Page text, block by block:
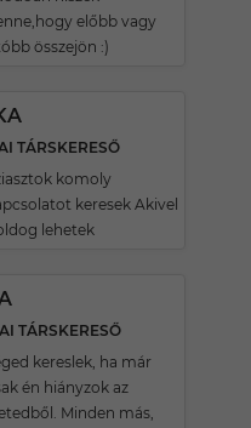
előbb vagy
összejön :)
TÁRSKERESŐ
komoly
keresek Akivel
lehetek
TÁRSKERESŐ
kereslek, ha már
én hiányzok az
Minden más,